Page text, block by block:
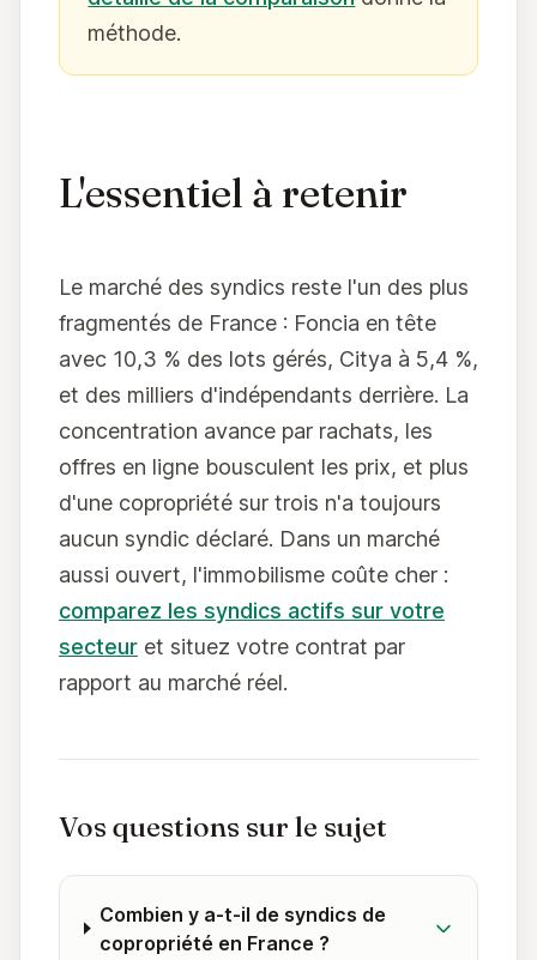
méthode.
L'essentiel à retenir
Le marché des syndics reste l'un des plus
fragmentés de France : Foncia en tête
avec 10,3 % des lots gérés, Citya à 5,4 %,
et des milliers d'indépendants derrière. La
concentration avance par rachats, les
offres en ligne bousculent les prix, et plus
d'une copropriété sur trois n'a toujours
aucun syndic déclaré. Dans un marché
aussi ouvert, l'immobilisme coûte cher :
comparez les syndics actifs sur votre
secteur et situez votre contrat par
rapport au marché réel.
Vos questions sur le sujet
Combien y a-t-il de syndics de
copropriété en France ?